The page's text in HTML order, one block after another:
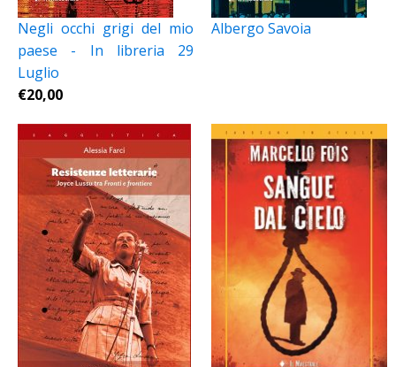
Negli occhi grigi del mio
paese - In libreria 29
Luglio
€20,00
Albergo Savoia